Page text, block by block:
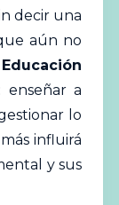
decir una
aún no
Educación
enseñar a
lo
influirá
y sus